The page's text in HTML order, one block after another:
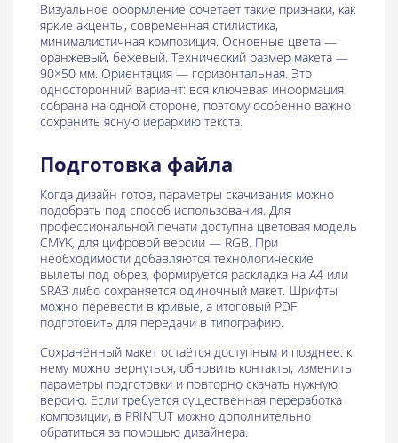
Визуальное оформление сочетает такие признаки, как
яркие акценты, современная стилистика,
минималистичная композиция. Основные цвета —
оранжевый, бежевый. Технический размер макета —
90×50 мм. Ориентация — горизонтальная. Это
односторонний вариант: вся ключевая информация
собрана на одной стороне, поэтому особенно важно
сохранить ясную иерархию текста.
Подготовка файла
Когда дизайн готов, параметры скачивания можно
подобрать под способ использования. Для
профессиональной печати доступна цветовая модель
CMYK, для цифровой версии — RGB. При
необходимости добавляются технологические
вылеты под обрез, формируется раскладка на A4 или
SRA3 либо сохраняется одиночный макет. Шрифты
можно перевести в кривые, а итоговый PDF
подготовить для передачи в типографию.
Сохранённый макет остаётся доступным и позднее: к
нему можно вернуться, обновить контакты, изменить
параметры подготовки и повторно скачать нужную
версию. Если требуется существенная переработка
композиции, в PRINTUT можно дополнительно
обратиться за помощью дизайнера.